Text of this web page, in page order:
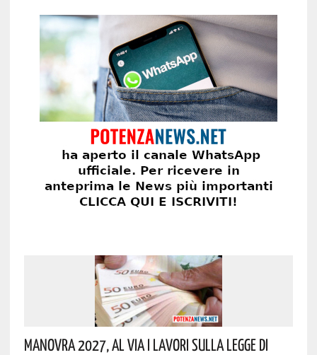
Manovra 2027, Al Via I Lavori Sulla Legge Di